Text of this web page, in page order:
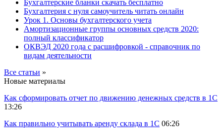
Бухгалтерские бланки скачать бесплатно
Бухгалтерия с нуля самоучитель читать онлайн
Урок 1. Основы бухгалтерского учета
Амортизационные группы основных средств 2020:
полный классификатор
ОКВЭД 2020 года с расшифровкой - справочник по
видам деятельности
Все статьи »
Новые материалы
Как сформировать отчет по движению денежных средств в 1С
13:26
Как правильно учитывать аренду склада в 1С 06:26